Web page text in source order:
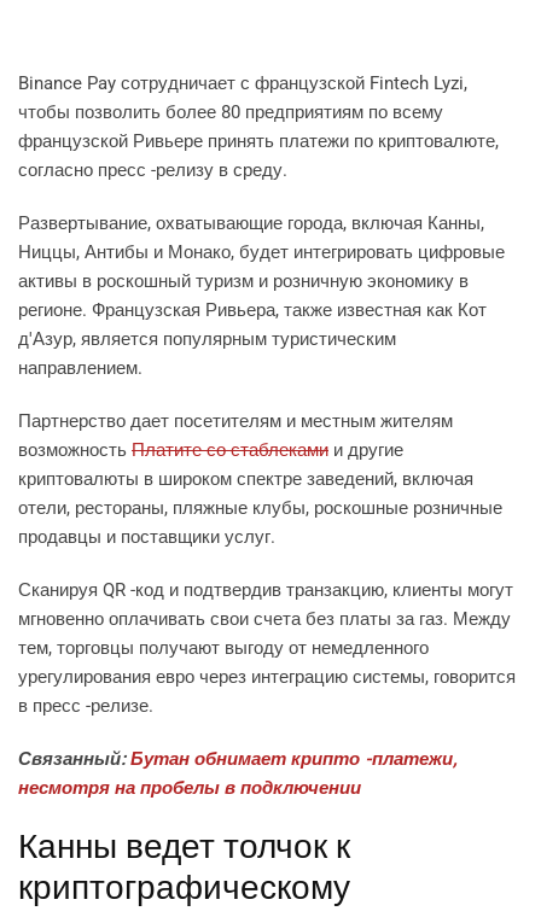
Binance Pay сотрудничает с французской Fintech Lyzi,
чтобы позволить более 80 предприятиям по всему
французской Ривьере принять платежи по криптовалюте,
согласно пресс -релизу в среду.
Развертывание, охватывающие города, включая Канны,
Ниццы, Антибы и Монако, будет интегрировать цифровые
активы в роскошный туризм и розничную экономику в
регионе. Французская Ривьера, также известная как Кот
д'Азур, является популярным туристическим
направлением.
Партнерство дает посетителям и местным жителям
возможность Платите со стаблеками и другие
криптовалюты в широком спектре заведений, включая
отели, рестораны, пляжные клубы, роскошные розничные
продавцы и поставщики услуг.
Сканируя QR -код и подтвердив транзакцию, клиенты могут
мгновенно оплачивать свои счета без платы за газ. Между
тем, торговцы получают выгоду от немедленного
урегулирования евро через интеграцию системы, говорится
в пресс -релизе.
Связанный:Бутан обнимает крипто -платежи,
несмотря на пробелы в подключении
Канны ведет толчок к
криптографическому